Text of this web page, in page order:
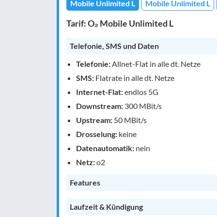
Mobile Unlimited L Mobile Unlimited L
Tarif: O₂ Mobile Unlimited L
Telefonie, SMS und Daten
Telefonie: Allnet-Flat in alle dt. Netze
SMS: Flatrate in alle dt. Netze
Internet-Flat:endlos 5G
Downstream: 300 MBit/s
Upstream: 50 MBit/s
Drosselung: keine
Datenautomatik: nein
Netz:o2
Features
Laufzeit & Kündigung